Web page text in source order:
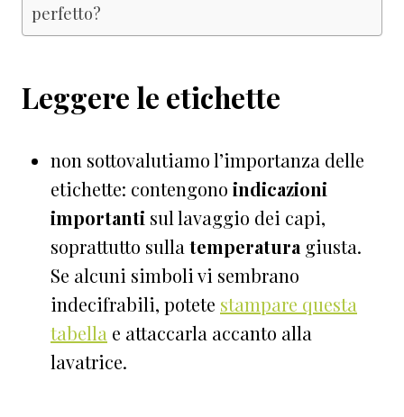
perfetto?
Leggere le etichette
non sottovalutiamo l’importanza delle
etichette: contengono indicazioni
importanti sul lavaggio dei capi,
soprattutto sulla temperatura giusta.
Se alcuni simboli vi sembrano
indecifrabili, potete stampare questa
tabella e attaccarla accanto alla
lavatrice.